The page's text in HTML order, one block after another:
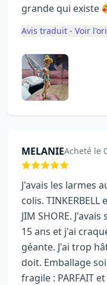
grande qui existe
Avis traduit - Voir
MELANIEAcheté le
J'avais les larmes
colis.
JIM SHORE.
15 ans et j'ai
géante. J'ai trop
doit. Emballage
fragile : PARFAIT